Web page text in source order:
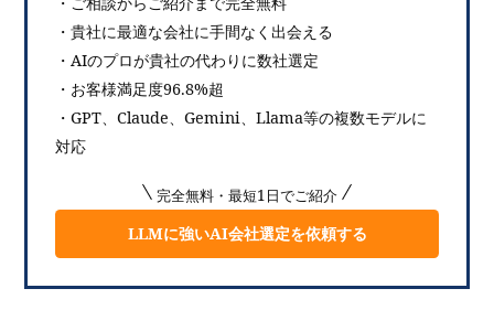
・貴社に最適な会社に手間なく出会える
・AIのプロが貴社の代わりに数社選定
・お客様満足度96.8%超
・GPT、Claude、Gemini、Llama等の複数モデルに
対応
完全無料・最短1日でご紹介
LLMに強いAI会社選定を依頼する